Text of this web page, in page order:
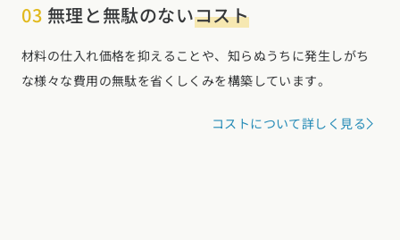
03 無理と無駄のないコスト
材料の仕入れ価格を抑えることや、知らぬうちに発生しがち
な様々な費用の無駄を省くしくみを構築しています。
コストについて詳しく見る